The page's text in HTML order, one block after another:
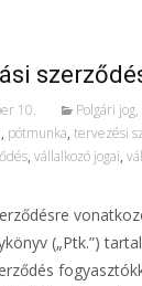
10. Polgári
, pótmunka, tervezési
, vállalkozó jogai,
(„Ptk.”)